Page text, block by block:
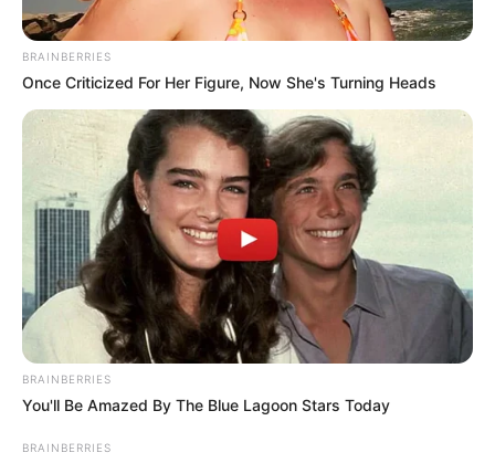
BRAINBERRIES
Once Criticized For Her Figure, Now She's Turning Heads
BRAINBERRIES
You'll Be Amazed By The Blue Lagoon Stars Today
BRAINBERRIES